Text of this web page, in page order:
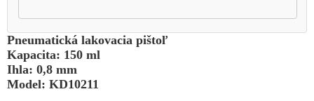
Pneumatická lakovacia pištoľ
Kapacita: 150 ml
Ihla: 0,8 mm
Model: KD10211